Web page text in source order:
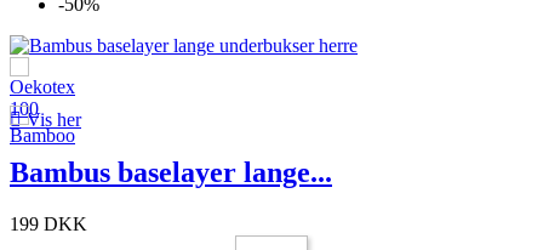
-50%
Vis her
Bambus baselayer lange...
199 DKK